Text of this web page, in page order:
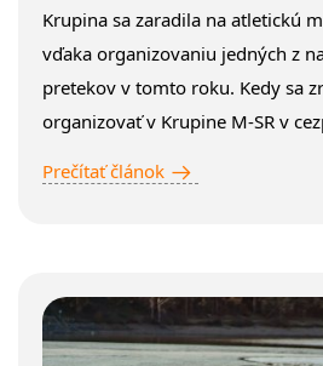
Krupina sa zaradila na atletickú
vďaka organizovaniu jedných z
pretekov v tomto roku. Kedy sa
organizovať v Krupine M-SR v
Prečítať článok